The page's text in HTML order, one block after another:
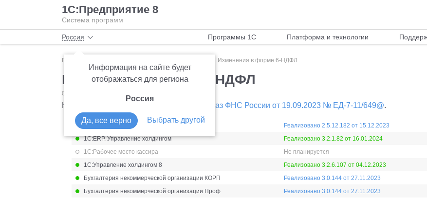
1С:Предприятие 8
Система программ
Россия
Информация на сайте будет
отображаться для региона
Россия
Да, все верно Выбрать другой
Программы 1С Платформа и технологии
Главная Изменения в форме 6-НДФЛ
Изменения в форме 6-НДФЛ
07.08.2023
Новая форма 6-НДФЛ для 2024 года Приказ ФНС России от 19.09.2023 № ЕД-7-11/649@.
1С:ERP Управление предприятием 2.5
Реализовано 2.5.12.182 от 15.12.2023
1С:ERP. Управление холдингом
Реализовано 3.2.1.82 от 16.01.2024
1С:Рабочее место кассира
Не планируется
1С:Управление холдингом 8
Реализовано 3.2.6.107 от 04.12.2023
Бухгалтерия некоммерческой организации КОРП
Реализовано 3.0.144 от 27.11.2023
Бухгалтерия некоммерческой организации Проф
Реализовано 3.0.144 от 27.11.2023